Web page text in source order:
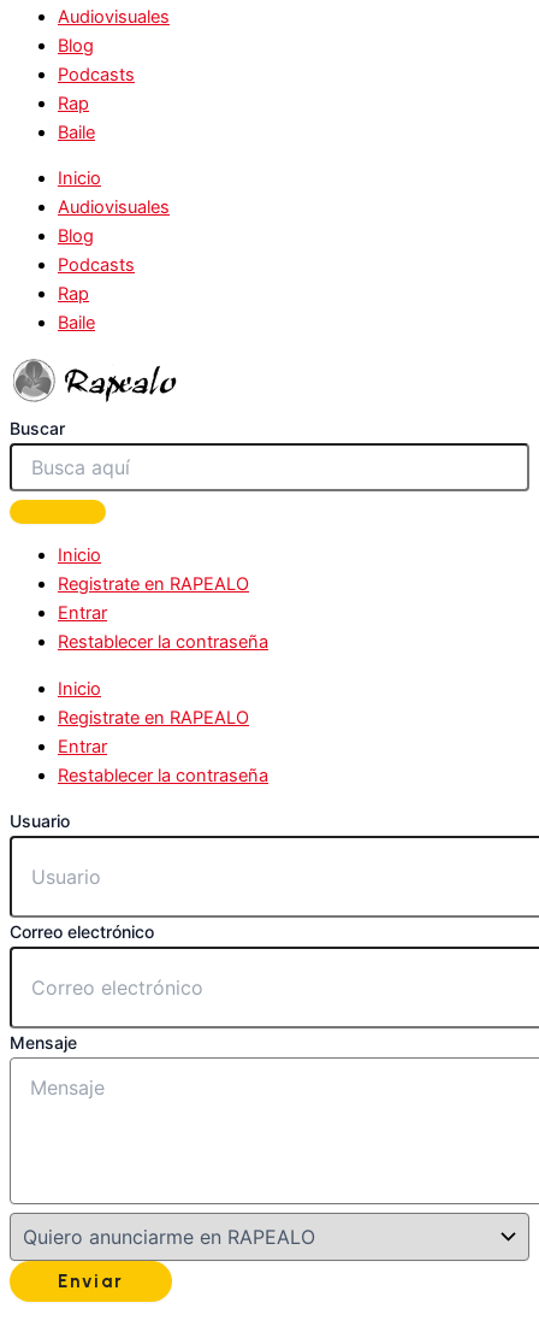
Audiovisuales
Blog
Podcasts
Rap
Baile
Inicio
Audiovisuales
Blog
Podcasts
Rap
Baile
Buscar
Inicio
Registrate en RAPEALO
Entrar
Restablecer la contraseña
Inicio
Registrate en RAPEALO
Entrar
Restablecer la contraseña
Usuario
Correo electrónico
Mensaje
Enviar